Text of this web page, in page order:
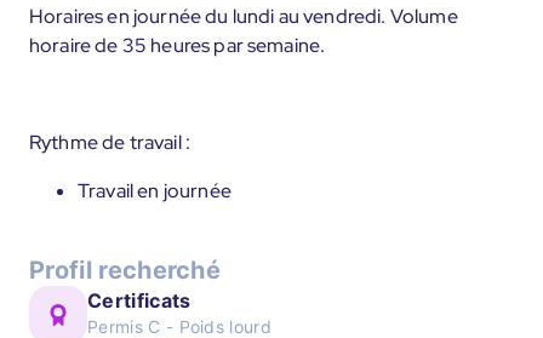
Horaires en journée du lundi au vendredi. Volume
horaire de 35 heures par semaine.
Rythme de travail :
Travail en journée
Profil recherché
Certificats
Permis C - Poids lourd